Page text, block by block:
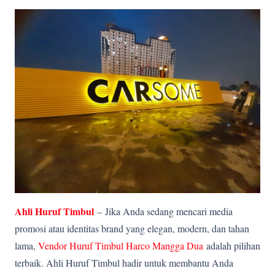
Ahli Huruf Timbul – Jika Anda sedang mencari media
promosi atau identitas brand yang elegan, modern, dan tahan
lama, Vendor Huruf Timbul Harco Mangga Dua adalah pilihan
terbaik. Ahli Huruf Timbul hadir untuk membantu Anda